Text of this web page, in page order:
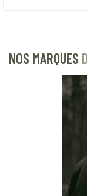
NOS MARQUES